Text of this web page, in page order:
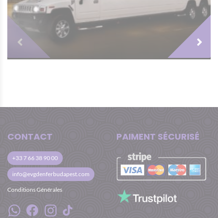
L’organisateur se réserve le droit de refuser
des groupes qui arrivent en état d’ivresse ou
sous influence des drogues, en cas de
comportement dangereux l’activité est
immédiatement suspendue.
CONTACT
+33 7 66 38 90 00
info@evgdenferbudapest.com
Conditions Générales
PAIMENT SÉCURISÉ